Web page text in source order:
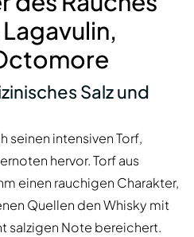
Salz und
seinen intensiven Torf,
hervor. Torf aus
einen rauchigen Charakter,
Quellen den Whisky mit
salzigen Note bereichert.